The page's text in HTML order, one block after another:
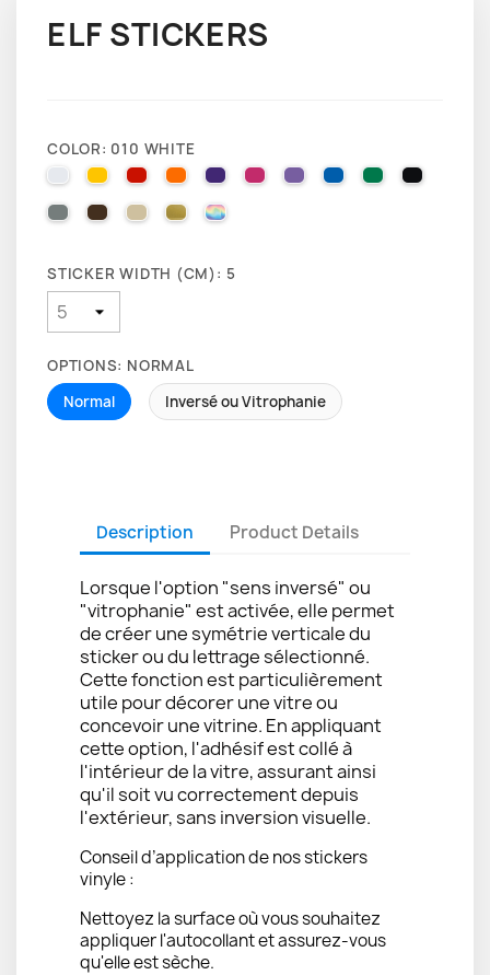
ELF STICKERS
COLOR: 010 WHITE
010 WHITE025 BRIMSTONE YELLOW
031 RED035 PASTEL ORANGE
040 VIOLET
041 PINK043 LAVENDER
051 GENTIAN BLUE
061 GREEN
070
071 GREY080 BROWN
082 BEIGE
091 GOLD000 HOLOGRAPHIQUE
STICKER WIDTH (CM): 5
OPTIONS: NORMAL
Normal
Inversé ou Vitrophanie
Description Product Details
Lorsque l'option "sens inversé" ou
"vitrophanie" est activée, elle permet
de créer une symétrie verticale du
sticker ou du lettrage sélectionné.
Cette fonction est particulièrement
utile pour décorer une vitre ou
concevoir une vitrine. En appliquant
cette option, l'adhésif est collé à
l'intérieur de la vitre, assurant ainsi
qu'il soit vu correctement depuis
l'extérieur, sans inversion visuelle.
Conseil d’application de nos stickers
vinyle :
Nettoyez la surface où vous souhaitez
appliquer l'autocollant et assurez-vous
qu'elle est sèche.